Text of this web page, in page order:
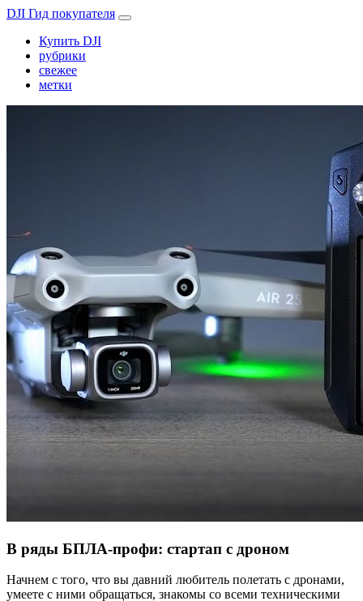
DJI Гид покупателя
Купить DJI
рубрики
свежее
метки
В ряды БПЛА-профи: стартап с дроном
Начнем с того, что вы давний любитель полетать с дронами,
умеете с ними обращаться, знакомы со всеми техническими